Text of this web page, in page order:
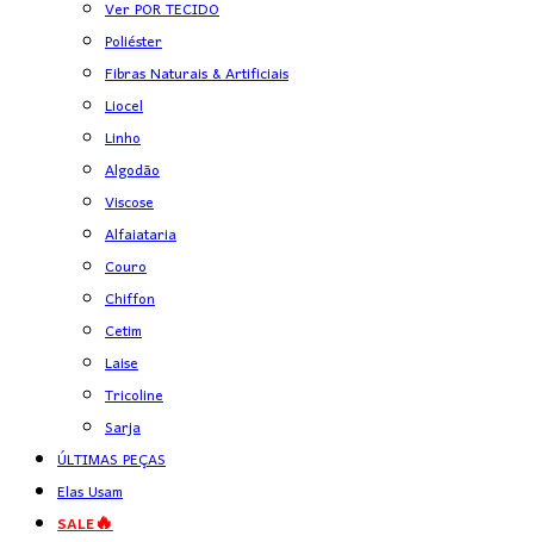
Ver POR TECIDO
Poliéster
Fibras Naturais & Artificiais
Liocel
Linho
Algodão
Viscose
Alfaiataria
Couro
Chiffon
Cetim
Laise
Tricoline
Sarja
ÚLTIMAS PEÇAS
Elas Usam
SALE🔥